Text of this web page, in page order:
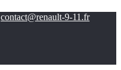
contact@renault-9-11.fr